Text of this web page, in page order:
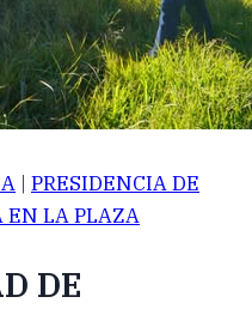
| PRESIDENCIA DE
EN LA PLAZA
DE